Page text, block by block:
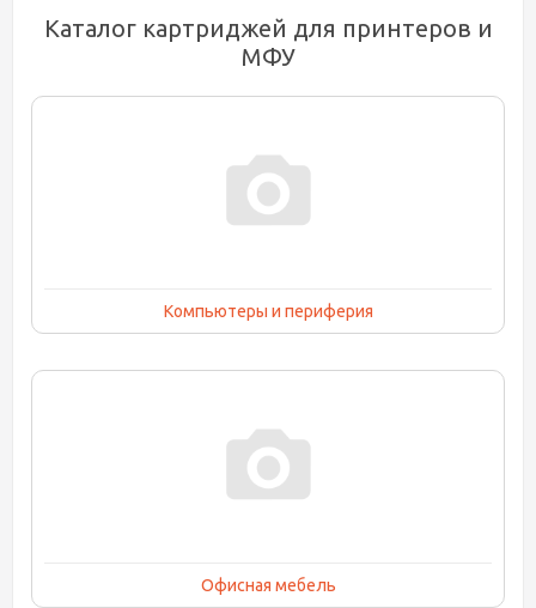
Каталог картриджей для принтеров и
МФУ
Компьютеры и периферия
Офисная мебель